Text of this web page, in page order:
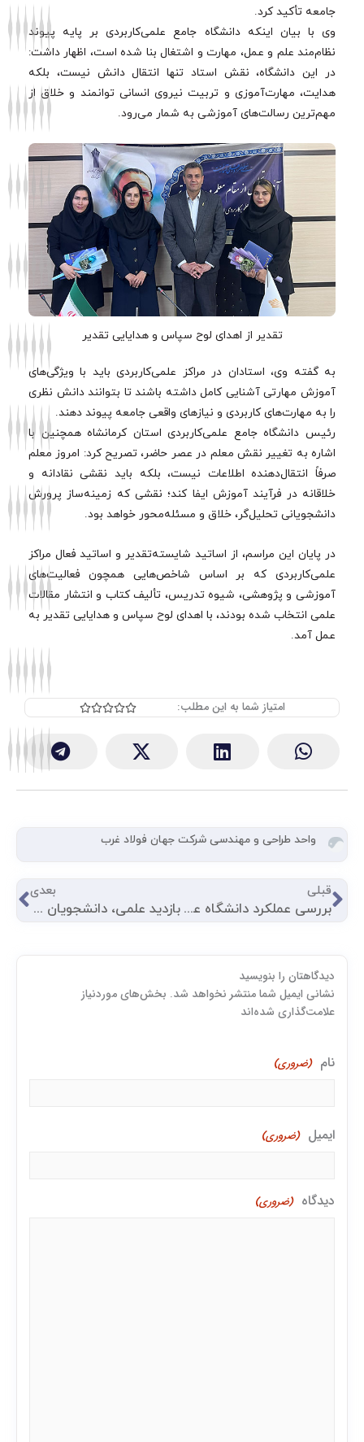
جامعه تأکید کرد.
وی با بیان اینکه دانشگاه جامع علمی‌کاربردی بر پایه پیوند
نظام‌مند علم و عمل، مهارت و اشتغال بنا شده است، اظهار داشت:
در این دانشگاه، نقش استاد تنها انتقال دانش نیست، بلکه
هدایت، مهارت‌آموزی و تربیت نیروی انسانی توانمند و خلاق از
مهم‌ترین رسالت‌های آموزشی به شمار می‌رود.
تقدیر از اهدای لوح سپاس و هدایایی تقدیر
به گفته وی، استادان در مراکز علمی‌کاربردی باید با ویژگی‌های
آموزش مهارتی آشنایی کامل داشته باشند تا بتوانند دانش نظری
را به مهارت‌های کاربردی و نیازهای واقعی جامعه پیوند دهند.
رئیس دانشگاه جامع علمی‌کاربردی استان کرمانشاه همچنین با
اشاره به تغییر نقش معلم در عصر حاضر، تصریح کرد: امروز معلم
صرفاً انتقال‌دهنده اطلاعات نیست، بلکه باید نقشی نقادانه و
خلاقانه در فرآیند آموزش ایفا کند؛ نقشی که زمینه‌ساز پرورش
دانشجویانی تحلیل‌گر، خلاق و مسئله‌محور خواهد بود.
در پایان این مراسم، از اساتید شایسته‌تقدیر و اساتید فعال مراکز
علمی‌کاربردی که بر اساس شاخص‌هایی همچون فعالیت‌های
آموزشی و پژوهشی، شیوه تدریس، تألیف کتاب و انتشار مقالات
علمی انتخاب شده بودند، با اهدای لوح سپاس و هدایایی تقدیر به
عمل آمد.
امتیاز شما به این مطلب: 




Rated
out
واحد طراحی و مهندسی شرکت جهان فولاد غرب
قبلی
قبلی
بررسی عملکرد دانشگاه علمی‌کاربردی جهان فولاد غرب در نشست دانشگاه‌های علمی‌کاربردی استان کرمانشاه
بعدی
بازدید علمی، دانشجویان مرکز علمی‌کاربردی جهان فولاد غرب از خط تولید شرکت جهان فولاد غرب
دیدگاهتان را بنویسید
نشانی ایمیل شما منتشر نخواهد شد. بخش‌های موردنیاز
علامت‌گذاری شده‌اند
نام (ضروری)
اول
ایمیل (ضروری)
دیدگاه (ضروری)